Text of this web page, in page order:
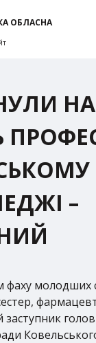
ОБЛАСНА
НА
–
фаху молодших
заступник